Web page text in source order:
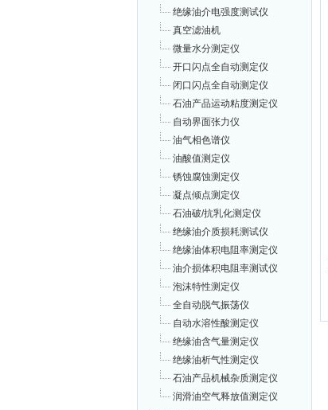
绝缘油介电强度测试仪
真空滤油机
微量水分测定仪
开口闪点全自动测定仪
闭口闪点全自动测定仪
石油产品运动粘度测定仪
自动界面张力仪
油气相色谱仪
油酸值测定仪
锈蚀腐蚀测定仪
凝点倾点测定仪
石油破/抗乳化测定仪
绝缘油介质损耗测试仪
绝缘油体积电阻率测定仪
油介损体积电阻率测试仪
泡沫特性测定仪
全自动脱气振荡仪
自动水溶性酸测定仪
绝缘油含气量测定仪
绝缘油析气性测定仪
石油产品机械杂质测定仪
润滑油空气释放值测定仪